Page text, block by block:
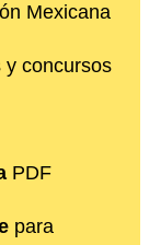
Mexicana
y concursos
PDF
para